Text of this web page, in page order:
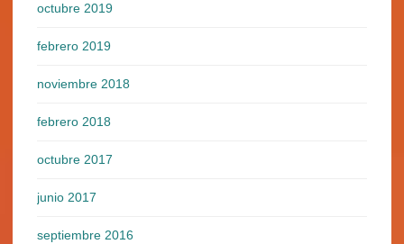
octubre 2019
febrero 2019
noviembre 2018
febrero 2018
octubre 2017
junio 2017
septiembre 2016